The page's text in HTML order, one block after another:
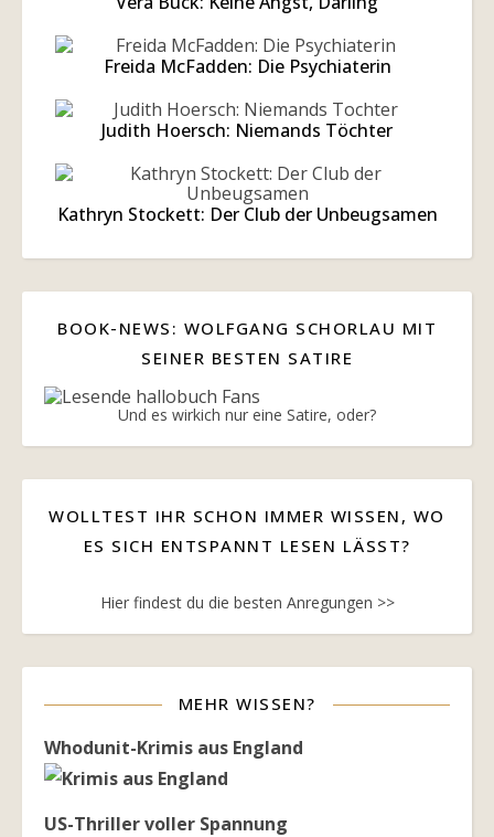
Freida McFadden: Die Psychiaterin
Judith Hoersch: Niemands Töchter
Kathryn Stockett: Der Club der Unbeugsamen
BOOK-NEWS: WOLFGANG SCHORLAU MIT
SEINER BESTEN SATIRE
Und es wirkich nur eine Satire, oder?
WOLLTEST IHR SCHON IMMER WISSEN, WO
ES SICH ENTSPANNT LESEN LÄSST?
Hier findest du die besten Anregungen >>
MEHR WISSEN?
Whodunit-Krimis aus England
US-Thriller voller Spannung